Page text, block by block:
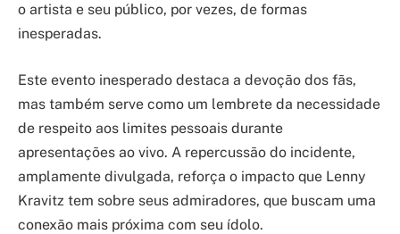
o artista e seu público, por vezes, de formas
inesperadas.
Este evento inesperado destaca a devoção dos fãs,
mas também serve como um lembrete da necessidade
de respeito aos limites pessoais durante
apresentações ao vivo. A repercussão do incidente,
amplamente divulgada, reforça o impacto que Lenny
Kravitz tem sobre seus admiradores, que buscam uma
conexão mais próxima com seu ídolo.